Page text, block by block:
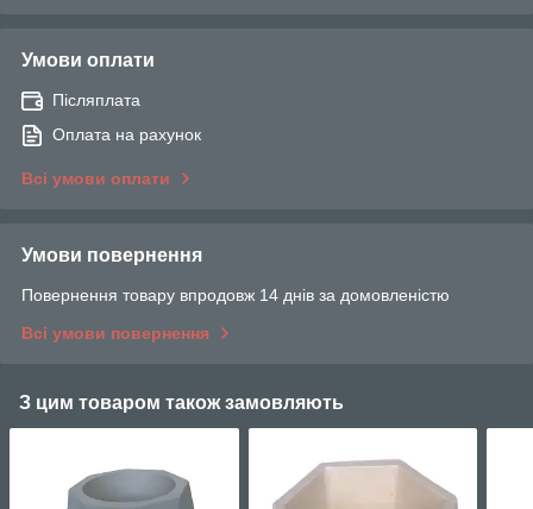
Умови оплати
Післяплата
Оплата на рахунок
Всі умови оплати
Умови повернення
Повернення товару впродовж 14 днів за домовленістю
Всі умови повернення
З цим товаром також замовляють